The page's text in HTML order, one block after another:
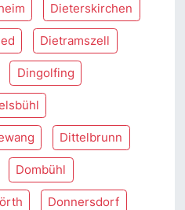
Dieterskirchen
Dietramszell
Dingolfing
Dittelbrunn
Dombühl
Donnersdorf